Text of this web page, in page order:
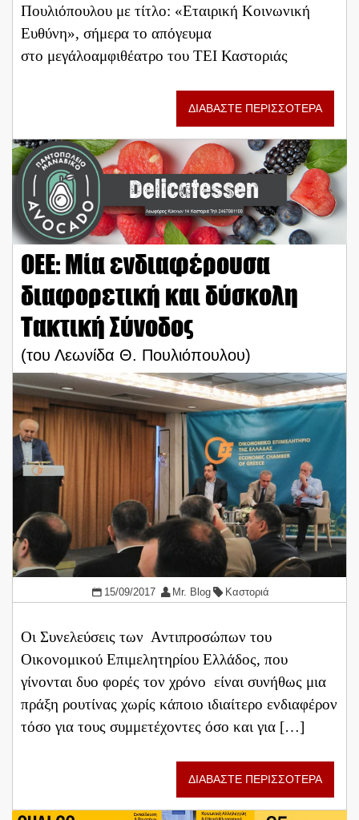
Πουλιόπουλου με τίτλο: «Εταιρική Κοινωνική
Ευθύνη», σήμερα το απόγευμα
στο μεγάλοαμφιθέατρο του ΤΕΙ Καστοριάς
ΔΙΑΒΑΣΤΕ ΠΕΡΙΣΣΟΤΕΡΑ
ΟΕΕ: Μία ενδιαφέρουσα
διαφορετική και δύσκολη
Τακτική Σύνοδος
(του Λεωνίδα Θ. Πουλιόπουλου)
15/09/2017 Mr. Blog Καστοριά
Οι Συνελεύσεις των Αντιπροσώπων του
Οικονομικού Επιμελητηρίου Ελλάδος, που
γίνονται δυο φορές τον χρόνο είναι συνήθως μια
πράξη ρουτίνας χωρίς κάποιο ιδιαίτερο ενδιαφέρον
τόσο για τους συμμετέχοντες όσο και για […]
ΔΙΑΒΑΣΤΕ ΠΕΡΙΣΣΟΤΕΡΑ